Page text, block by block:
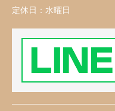
定休日： 水曜日